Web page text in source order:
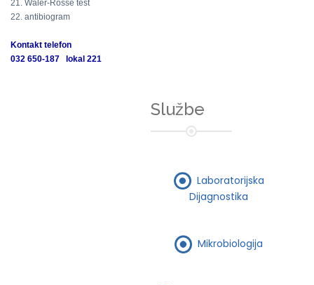
21. Waler-Rosse test
22. antibiogram
Kontakt telefon
032 650-187 lokal 221
Službe
Laboratorijska
Dijagnostika
Mikrobiologija